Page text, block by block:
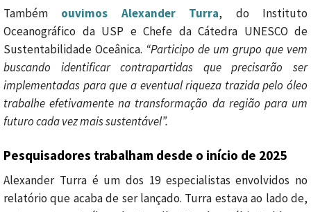
Também ouvimos Alexander Turra, do Instituto
Oceanográfico da USP e Chefe da Cátedra UNESCO de
Sustentabilidade Oceânica. “Participo de um grupo que vem
buscando identificar contrapartidas que precisarão ser
implementadas para que a eventual riqueza trazida pelo óleo
trabalhe efetivamente na transformação da região para um
futuro cada vez mais sustentável”.
Pesquisadores trabalham desde o início de 2025
Alexander Turra é um dos 19 especialistas envolvidos no
relatório que acaba de ser lançado. Turra estava ao lado de,